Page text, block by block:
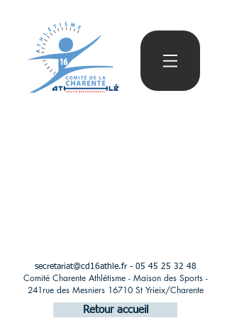
secretariat@cd16athle.fr- 05 45 25 32 48
Comité Charente Athlétisme - Maison des Sports -
241rue des Mesniers 16710 St Yrieix/Charente
Retour accueil